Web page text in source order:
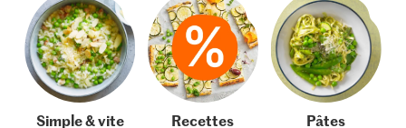
Simple & vite
Recettes
Pâtes